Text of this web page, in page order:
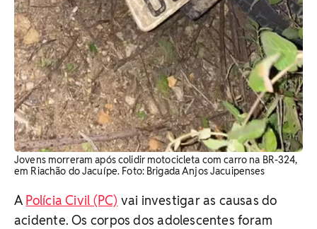
Jovens morreram após colidir motocicleta com carro na BR-324,
em Riachão do Jacuípe. Foto: Brigada Anjos Jacuipenses
A Polícia Civil (PC) vai investigar as causas do
acidente. Os corpos dos adolescentes foram